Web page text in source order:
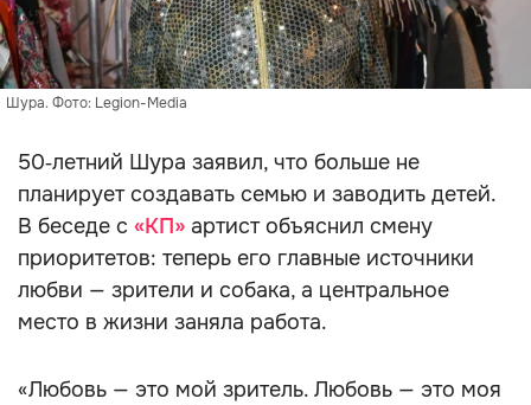
Шура. Фото: Legion-Media
50‑летний Шура заявил, что больше не
планирует создавать семью и заводить детей.
В беседе с «КП» артист объяснил смену
приоритетов: теперь его главные источники
любви — зрители и собака, а центральное
место в жизни заняла работа.
«Любовь — это мой зритель. Любовь — это моя